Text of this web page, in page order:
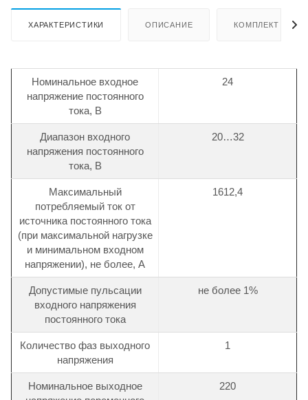
ХАРАКТЕРИСТИКИ ОПИСАНИЕ КОМПЛЕКТ
Номинальное входное
напряжение постоянного
тока, В
24
Диапазон входного
напряжения постоянного
тока, В
20…32
Максимальный
потребляемый ток от
источника постоянного тока
(при максимальной нагрузке
и минимальном входном
напряжении), не более, А
1612,4
Допустимые пульсации
входного напряжения
постоянного тока
не более 1%
Количество фаз выходного
напряжения
1
Номинальное выходное
220